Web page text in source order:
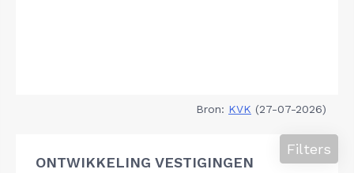
Bron: KVK (27-07-2026)
ONTWIKKELING VESTIGINGEN
Filters